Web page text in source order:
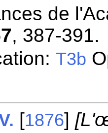
de
, 387-391.
T3b
[1876]